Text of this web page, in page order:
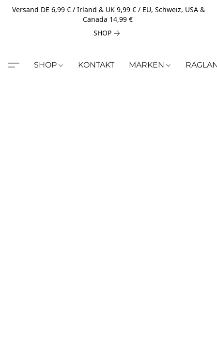
Versand DE 6,99 € / Irland & UK 9,99 € / EU, Schweiz, USA &
Canada 14,99 €
SHOP
SHOP KONTAKT MARKEN